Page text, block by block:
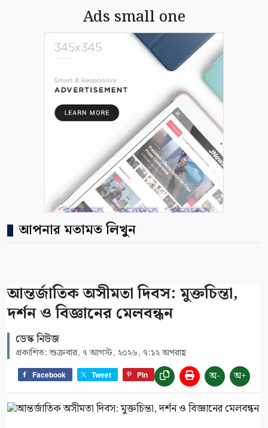
Ads small one
আপনার মতামত লিখুন
আন্তর্জাতিক অসীমতা দিবস: মুক্তচিন্তা,
দর্শন ও বিজ্ঞানের মেলবন্ধন
ডেস্ক নিউজ
প্রকাশিত: শুক্রবার, ৭ আগস্ট, ২০২৬, ৭:১২ অপরাহ্ণ
Facebook Tweet Pin অ- অ+